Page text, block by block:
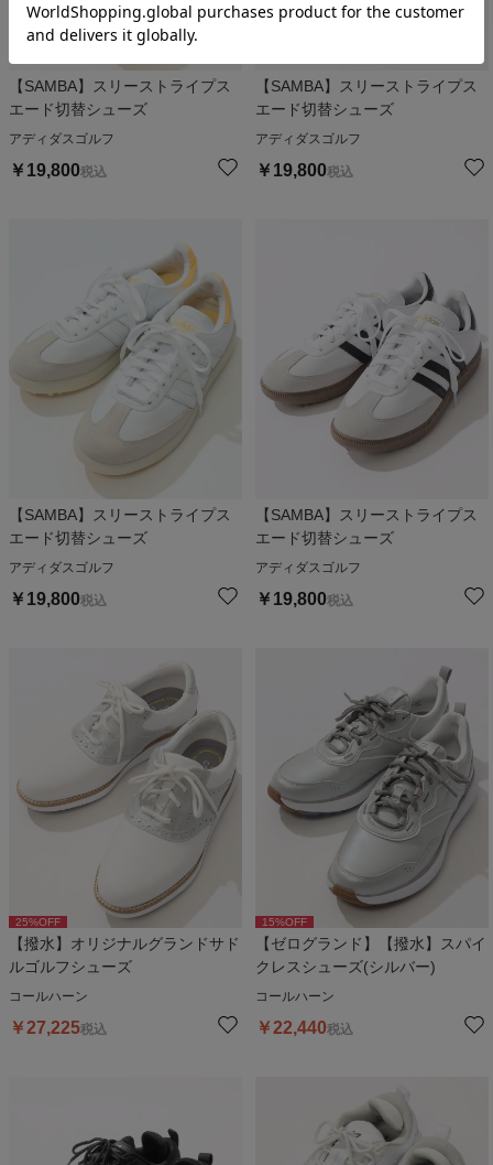
【SAMBA】スリーストライプス
エード切替シューズ
アディダスゴルフ
￥ 19,800税込
【SAMBA】スリーストライプス
エード切替シューズ
アディダスゴルフ
￥ 19,800税込
【SAMBA】スリーストライプス
エード切替シューズ
アディダスゴルフ
￥ 19,800税込
【SAMBA】スリーストライプス
エード切替シューズ
アディダスゴルフ
￥ 19,800税込
25%OFF
【撥水】オリジナルグランドサド
ルゴルフシューズ
コールハーン
￥27,225税込
15%OFF
【ゼログランド】【撥水】スパイ
クレスシューズ(シルバー)
コールハーン
￥22,440税込